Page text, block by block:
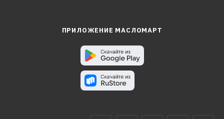
ПРИЛОЖЕНИЕ МАСЛОМАРТ